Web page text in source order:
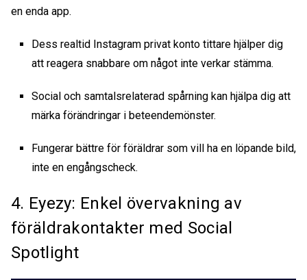
en enda app.
Dess realtid Instagram privat konto tittare hjälper dig
att reagera snabbare om något inte verkar stämma.
Social och samtalsrelaterad spårning kan hjälpa dig att
märka förändringar i beteendemönster.
Fungerar bättre för föräldrar som vill ha en löpande bild,
inte en engångscheck.
4. Eyezy: Enkel övervakning av
föräldrakontakter med Social
Spotlight